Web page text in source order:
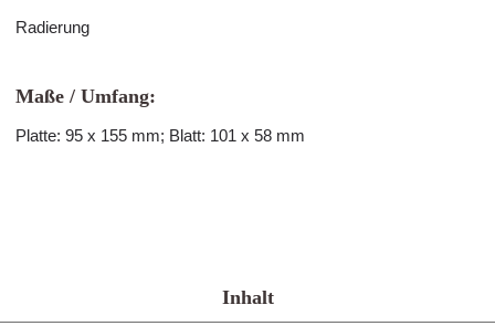
Radierung
Maße / Umfang:
Platte: 95 x 155 mm; Blatt: 101 x 58 mm
Inhalt